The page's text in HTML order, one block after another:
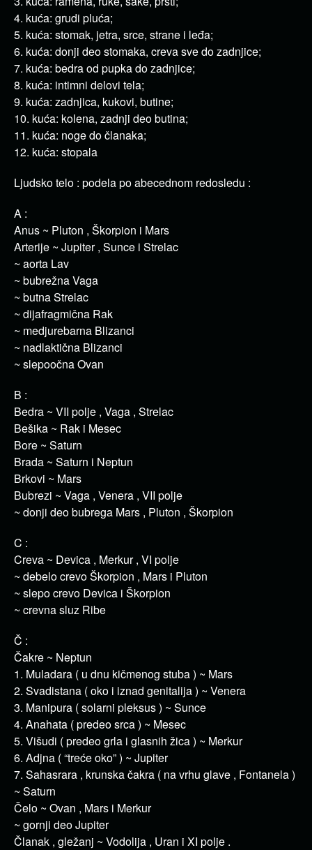
4. kuća: grudi pluća;
5. kuća: stomak, jetra, srce, strane i leđa;
6. kuća: donji deo stomaka, creva sve do zadnjice;
7. kuća: bedra od pupka do zadnjice;
8. kuća: intimni delovi tela;
9. kuća: zadnjica, kukovi, butine;
10. kuća: kolena, zadnji deo butina;
11. kuća: noge do članaka;
12. kuća: stopala
Ljudsko telo : podela po abecednom redosledu :
A :
Anus ~ Pluton , Škorpion i Mars
Arterije ~ Jupiter , Sunce i Strelac
~ aorta Lav
~ bubrežna Vaga
~ butna Strelac
~ dijafragmična Rak
~ medjurebarna Blizanci
~ nadlaktična Blizanci
~ slepoočna Ovan
B :
Bedra ~ VII polje , Vaga , Strelac
Bešika ~ Rak i Mesec
Bore ~ Saturn
Brada ~ Saturn i Neptun
Brkovi ~ Mars
Bubrezi ~ Vaga , Venera , VII polje
~ donji deo bubrega Mars , Pluton , Škorpion
C :
Creva ~ Devica , Merkur , VI polje
~ debelo crevo Škorpion , Mars i Pluton
~ slepo crevo Devica i Škorpion
~ crevna sluz Ribe
Č :
Čakre ~ Neptun
1. Muladara ( u dnu kičmenog stuba ) ~ Mars
2. Svadistana ( oko i iznad genitalija ) ~ Venera
3. Manipura ( solarni pleksus ) ~ Sunce
4. Anahata ( predeo srca ) ~ Mesec
5. Višudi ( predeo grla i glasnih žica ) ~ Merkur
6. Adjna ( “treće oko” ) ~ Jupiter
7. Sahasrara , krunska čakra ( na vrhu glave , Fontanela )
~ Saturn
Čelo ~ Ovan , Mars i Merkur
~ gornji deo Jupiter
Članak , gležanj ~ Vodolija , Uran i XI polje .